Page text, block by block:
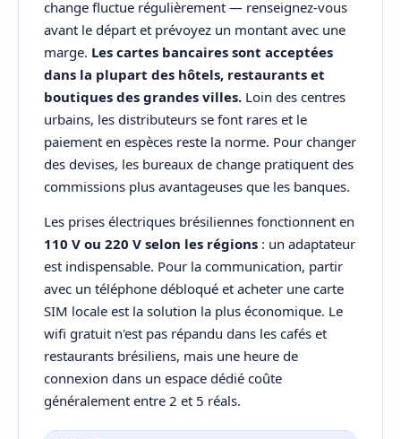
change fluctue régulièrement — renseignez-vous
avant le départ et prévoyez un montant avec une
marge. Les cartes bancaires sont acceptées
dans la plupart des hôtels, restaurants et
boutiques des grandes villes. Loin des centres
urbains, les distributeurs se font rares et le
paiement en espèces reste la norme. Pour changer
des devises, les bureaux de change pratiquent des
commissions plus avantageuses que les banques.
Les prises électriques brésiliennes fonctionnent en
110 V ou 220 V selon les régions : un adaptateur
est indispensable. Pour la communication, partir
avec un téléphone débloqué et acheter une carte
SIM locale est la solution la plus économique. Le
wifi gratuit n'est pas répandu dans les cafés et
restaurants brésiliens, mais une heure de
connexion dans un espace dédié coûte
généralement entre 2 et 5 réals.